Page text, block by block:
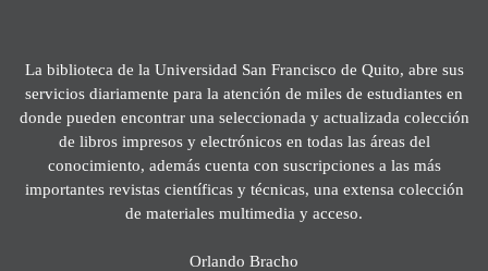
La biblioteca de la Universidad San Francisco de Quito, abre sus
servicios diariamente para la atención de miles de estudiantes en
donde pueden encontrar una seleccionada y actualizada colección
de libros impresos y electrónicos en todas las áreas del
conocimiento, además cuenta con suscripciones a las más
importantes revistas científicas y técnicas, una extensa colección
de materiales multimedia y acceso.
Orlando Bracho